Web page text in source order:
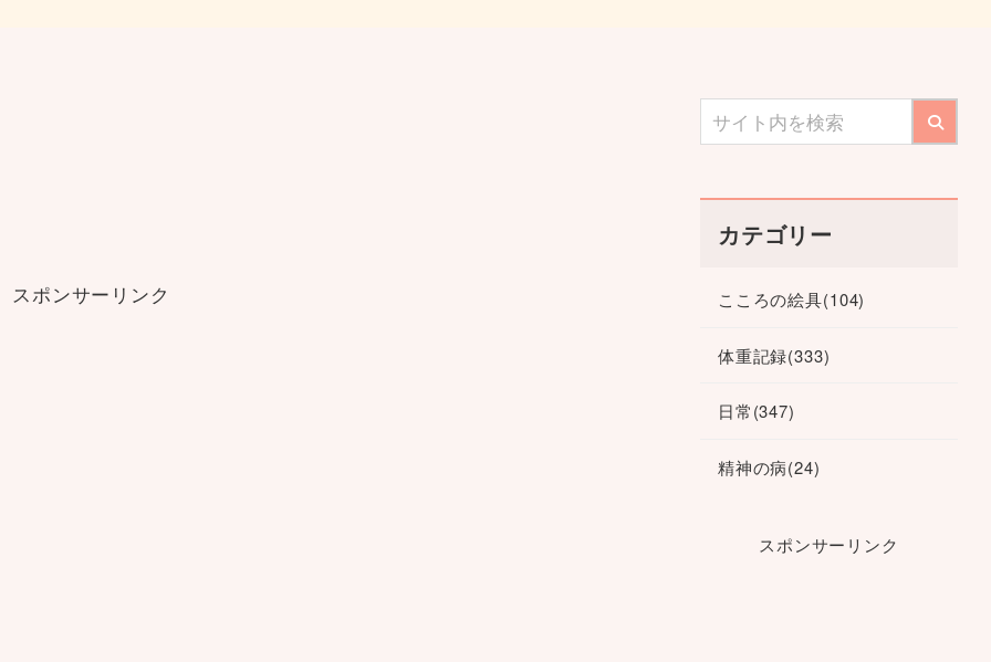
スポンサーリンク
カテゴリー
こころの絵具(104)
体重記録(333)
日常(347)
精神の病(24)
スポンサーリンク